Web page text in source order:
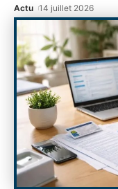
Actu 14 juillet 2026